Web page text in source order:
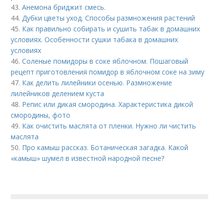
43.Анемона бриджит смесь.
44.Дубки цветы уход. Способы размножения растений
45. Как правильно собирать и сушить табак в домашних
условиях. Особенности сушки табака в домашних
условиях
46.Соленые помидоры в соке яблочном. Пошаговый
рецепт приготовления помидор в яблочном соке на зиму
47. Как делить лилейники осенью. Размножение
лилейников делением куста
48. Репис или дикая смородина. Характеристика дикой
смородины, фото
49. Как очистить маслята от пленки. Нужно ли чистить
маслята
50. Про камыш рассказ. Ботаническая загадка. Какой
«камыш» шумел в известной народной песне?